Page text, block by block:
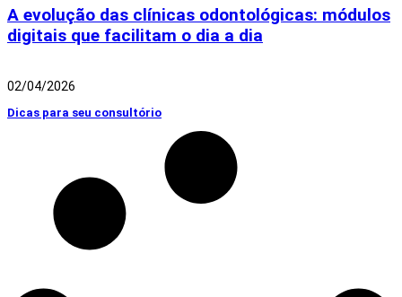
A evolução das clínicas odontológicas: módulos
digitais que facilitam o dia a dia
02/04/2026
Dicas para seu consultório